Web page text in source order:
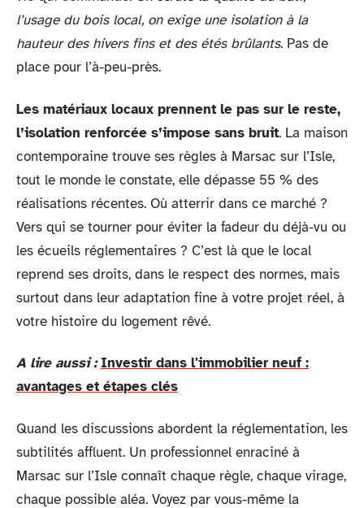
l’usage du bois local, on exige une isolation à la
hauteur des hivers fins et des étés brûlants. Pas de
place pour l’à-peu-près.
Les matériaux locaux prennent le pas sur le reste,
l’isolation renforcée s’impose sans bruit. La maison
contemporaine trouve ses règles à Marsac sur l’Isle,
tout le monde le constate, elle dépasse 55 % des
réalisations récentes. Où atterrir dans ce marché ?
Vers qui se tourner pour éviter la fadeur du déjà-vu ou
les écueils réglementaires ? C’est là que le local
reprend ses droits, dans le respect des normes, mais
surtout dans leur adaptation fine à votre projet réel, à
votre histoire du logement rêvé.
A lire aussi : Investir dans l'immobilier neuf :
avantages et étapes clés
Quand les discussions abordent la réglementation, les
subtilités affluent. Un professionnel enraciné à
Marsac sur l’Isle connaît chaque règle, chaque virage,
chaque possible aléa. Voyez par vous-même la